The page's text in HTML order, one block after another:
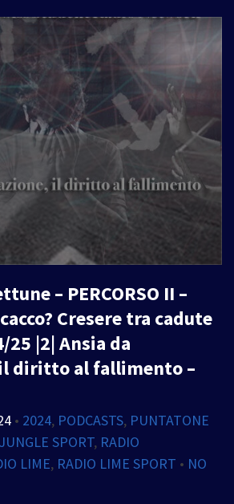
– PERCORSO II –
Cresere tra cadute
|2| Ansia da
diritto al fallimento –
• 2024, PODCASTS, PUNTATONE
SPORT, RADIO
LIME, RADIO LIME SPORT • NO